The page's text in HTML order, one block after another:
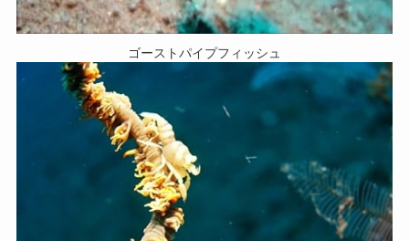
ゴーストパイプフィッシュ